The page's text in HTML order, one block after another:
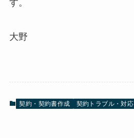
す。
大野
契約・契約書作成 契約トラブル・対応